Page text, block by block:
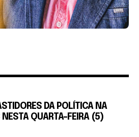
DA POLÍTICA NA
NESTA QUARTA-FEIRA (5)